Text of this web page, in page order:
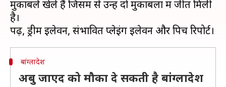
मुकाबले खेले हैं जिसमें से उन्हें दो मुकाबलों में जीत मिली
है।
बांग्लादेश
अबु जाएद को मौका दे सकती है बांग्लादेश